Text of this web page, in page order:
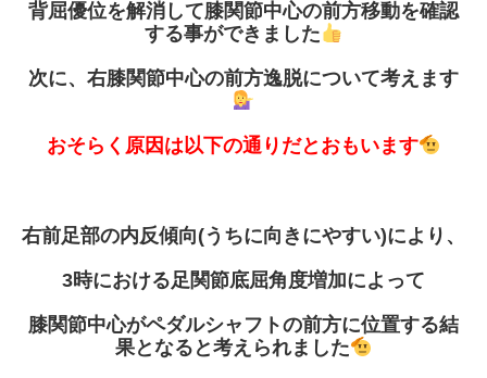
背屈優位を解消して膝関節中心の前方移動を確認
する事ができました
次に、右膝関節中心の前方逸脱について考えます
おそらく原因は以下の通りだとおもいます
右前足部の内反傾向(うちに向きにやすい)により、
3時における足関節底屈角度増加によって
膝関節中心がペダルシャフトの前方に位置する結
果となると考えられました